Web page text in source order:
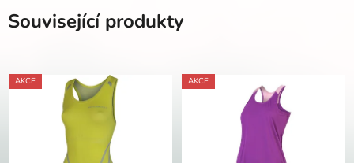
Související produkty
AKCE AKCE